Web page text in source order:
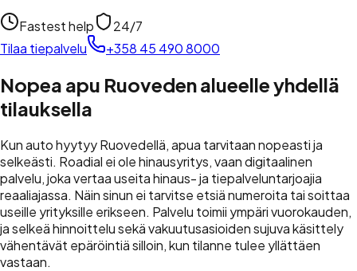
Fastest help
24/7
Tilaa tiepalvelu
+358 45 490 8000
Nopea apu Ruoveden alueelle yhdellä
tilauksella
Kun auto hyytyy Ruovedellä, apua tarvitaan nopeasti ja
selkeästi. Roadial ei ole hinausyritys, vaan digitaalinen
palvelu, joka vertaa useita hinaus- ja tiepalveluntarjoajia
reaaliajassa. Näin sinun ei tarvitse etsiä numeroita tai soittaa
useille yrityksille erikseen. Palvelu toimii ympäri vuorokauden,
ja selkeä hinnoittelu sekä vakuutusasioiden sujuva käsittely
vähentävät epäröintiä silloin, kun tilanne tulee yllättäen
vastaan.